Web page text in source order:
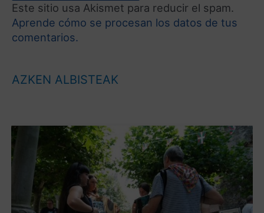
Este sitio usa Akismet para reducir el spam.
Aprende cómo se procesan los datos de tus
comentarios.
AZKEN ALBISTEAK